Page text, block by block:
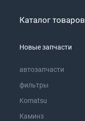
Каталог товаров
Новые запчасти
автозапчасти
фильтры
Komatsu
Каминз